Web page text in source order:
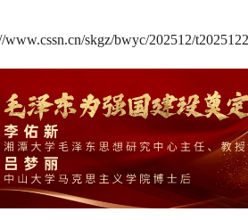
www.cssn.cn/skgz/bwyc/202512/